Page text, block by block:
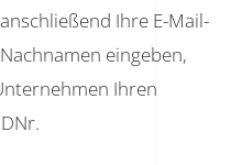
Ihre E-Mail-
eingeben,
Ihren